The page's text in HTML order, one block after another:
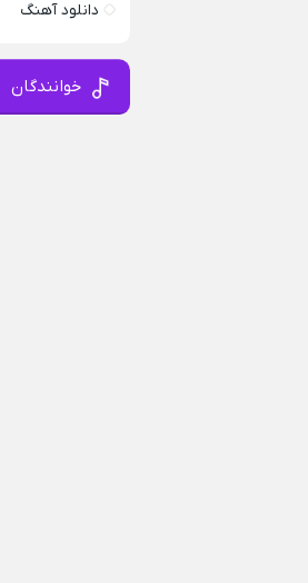
دانلود آهنگ
خوانندگان